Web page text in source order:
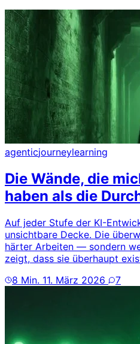
agenticjourneylearning
Die Wände, die
haben als die
Auf jeder Stufe der KI-
unsichtbare Decke. Die
härter Arbeiten — sondern
zeigt, dass sie überhaupt
8 Min. 11. März 2026 7